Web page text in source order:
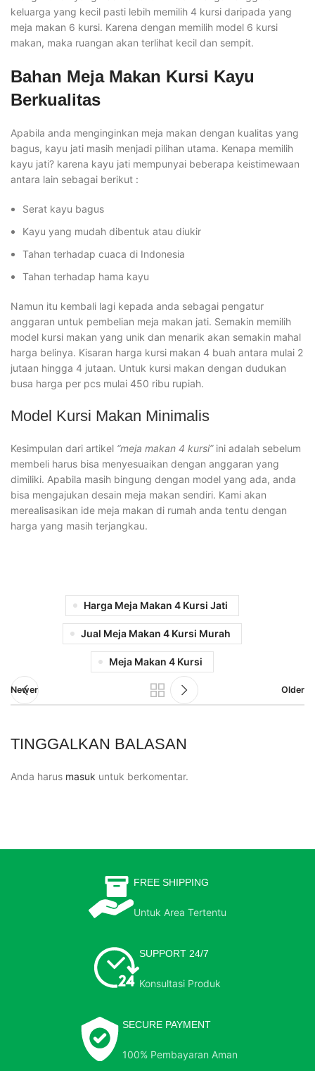
keluarga yang kecil pasti lebih memilih 4 kursi daripada yang
meja makan 6 kursi. Karena dengan memilih model 6 kursi
makan, maka ruangan akan terlihat kecil dan sempit.
Bahan Meja Makan Kursi Kayu
Berkualitas
Apabila anda menginginkan meja makan dengan kualitas yang
bagus, kayu jati masih menjadi pilihan utama. Kenapa memilih
kayu jati? karena kayu jati mempunyai beberapa keistimewaan
antara lain sebagai berikut :
Serat kayu bagus
Kayu yang mudah dibentuk atau diukir
Tahan terhadap cuaca di Indonesia
Tahan terhadap hama kayu
Namun itu kembali lagi kepada anda sebagai pengatur
anggaran untuk pembelian meja makan jati. Semakin memilih
model kursi makan yang unik dan menarik akan semakin mahal
harga belinya. Kisaran harga kursi makan 4 buah antara mulai 2
jutaan hingga 4 jutaan. Untuk kursi makan dengan dudukan
busa harga per pcs mulai 450 ribu rupiah.
Model Kursi Makan Minimalis
Kesimpulan dari artikel “meja makan 4 kursi”ini adalah sebelum
membeli harus bisa menyesuaikan dengan anggaran yang
dimiliki. Apabila masih bingung dengan model yang ada, anda
bisa mengajukan desain meja makan sendiri. Kami akan
merealisasikan ide meja makan di rumah anda tentu dengan
harga yang masih terjangkau.
Harga Meja Makan 4 Kursi Jati
Jual Meja Makan 4 Kursi Murah
Meja Makan 4 Kursi
Newer Older
TINGGALKAN BALASAN
Anda harus masuk untuk berkomentar.
FREE SHIPPING
Untuk Area Tertentu
SUPPORT 24/7
Konsultasi Produk
SECURE PAYMENT
100% Pembayaran Aman